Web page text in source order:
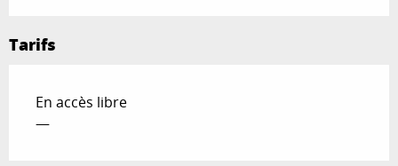
Tarifs
En accès libre
—